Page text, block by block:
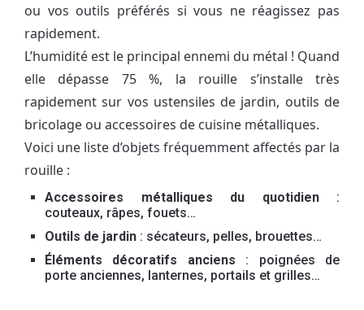
ou vos outils préférés si vous ne réagissez pas
rapidement.
L’humidité est le principal ennemi du métal ! Quand
elle dépasse 75 %, la rouille s’installe très
rapidement sur vos ustensiles de jardin, outils de
bricolage ou accessoires de cuisine métalliques.
Voici une liste d’objets fréquemment affectés par la
rouille :
Accessoires métalliques du quotidien:
couteaux, râpes, fouets…
Outils de jardin : sécateurs, pelles, brouettes…
Éléments décoratifs anciens : poignées de
porte anciennes, lanternes, portails et grilles…